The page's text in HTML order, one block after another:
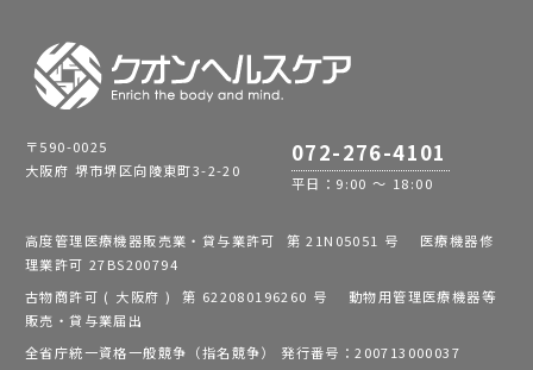
〒590-0025
大阪府 堺市堺区向陵東町3-2-20
072-276-4101
平日：9:00 ～ 18:00
高度管理医療機器販売業・貸与業許可 第 21N05051 号 医療機器修
理業許可 27BS200794
古物商許可 ( 大阪府 ) 第 622080196260 号 動物用管理医療機器等
販売・貸与業届出
全省庁統一資格一般競争（指名競争） 発行番号：200713000037